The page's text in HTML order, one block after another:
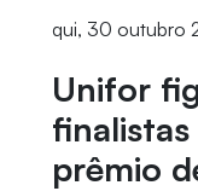
qui, 30 outubro
Unifor
prêmio